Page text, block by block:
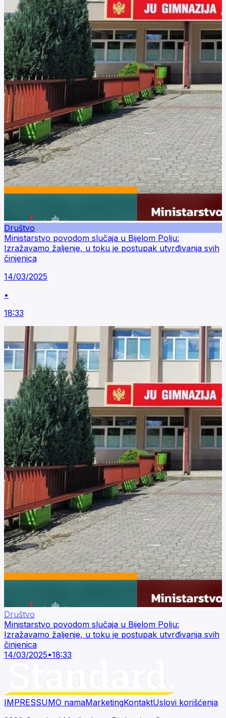
Društvo
Ministarstvo povodom slučaja u Bijelom Polju:
Izražavamo žaljenje, u toku je postupak utvrđivanja svih
činjenica
14/03/2025
•
18:33
Društvo
Ministarstvo povodom slučaja u Bijelom Polju:
Izražavamo žaljenje, u toku je postupak utvrđivanja svih
činjenica
14/03/2025•18:33
IMPRESSUMO namaMarketingKontaktUslovi korišćenja